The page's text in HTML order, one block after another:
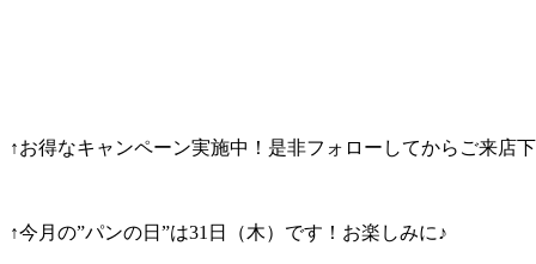
↑お得なキャンペーン実施中！是非フォローしてからご来店
↑今月の”パンの日”は31日（木）です！お楽しみに♪